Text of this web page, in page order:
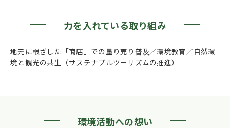
力を入れている取り組み
地元に根ざした「商店」での量り売り普及／環境教育／自然環
境と観光の共生（サステナブルツーリズムの推進）
環境活動への想い